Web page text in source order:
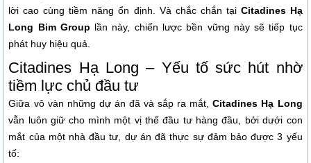
lời cao cùng tiềm năng ổn định. Và chắc chắn tại Citadines Hạ
Long Bim Group lần này, chiến lược bền vững này sẽ tiếp tục
phát huy hiệu quả.
Citadines Hạ Long – Yếu tố sức hút nhờ
tiềm lực chủ đầu tư
Giữa vô vàn những dự án đã và sắp ra mắt,Citadines Hạ Long
vẫn luôn giữ cho mình một vị thế đầu tư hàng đầu, bởi dưới con
mắt của một nhà đầu tư, dự án đã thực sự đảm bảo được 3 yếu
tố: